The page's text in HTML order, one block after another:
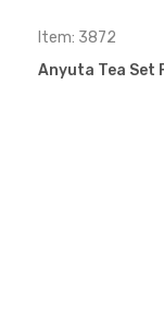
Item: 3872
Anyuta Tea Set